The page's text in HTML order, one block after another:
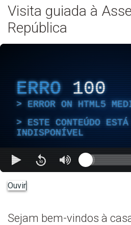
Visita guiada à
República
ERRO 100
ERROR ON HTML5
ESTE CONTEÚDO
INDISPONÍVEL
Ouvir
Sejam bem-vindos à